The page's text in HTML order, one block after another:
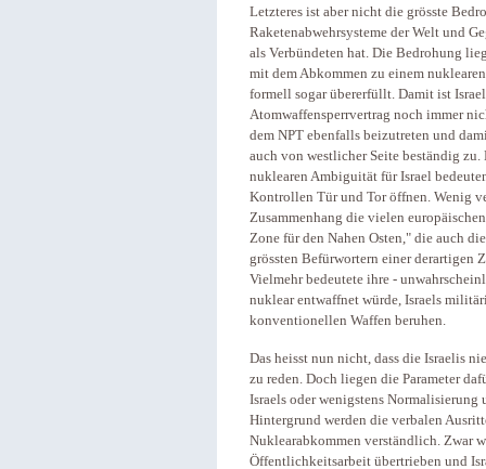
Letzteres ist aber nicht die grösste
Raketenabwehrsysteme der Welt und
als Verbündeten hat. Die Bedrohung
mit dem Abkommen zu einem
formell sogar übererfüllt. Damit ist
Atomwaffensperrvertrag noch immer
dem NPT ebenfalls beizutreten und
auch von westlicher Seite beständig
nuklearen Ambiguität für Israel
Kontrollen Tür und Tor öffnen. Wenig
Zusammenhang die vielen
Zone für den Nahen Osten," die auch
grössten Befürwortern einer derartigen
Vielmehr bedeutete ihre -
nuklear entwaffnet würde, Israels
konventionellen Waffen beruhen.
Das heisst nun nicht, dass die Israelis
zu reden. Doch liegen die Parameter
Israels oder wenigstens Normalisierung
Hintergrund werden die verbalen
Nuklearabkommen verständlich. Zwar
Öffentlichkeitsarbeit übertrieben und